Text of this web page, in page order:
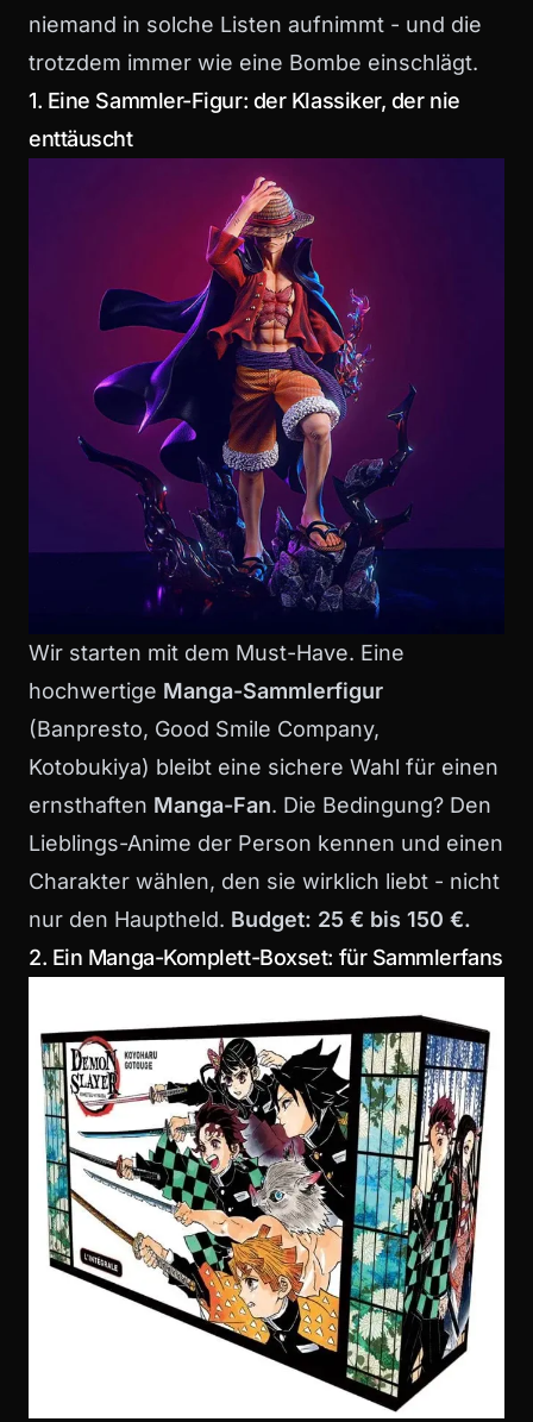
niemand in solche Listen aufnimmt - und die
trotzdem immer wie eine Bombe einschlägt.
1. Eine Sammler-Figur: der Klassiker, der nie
enttäuscht
Wir starten mit dem Must-Have. Eine
hochwertige Manga-Sammlerfigur
(Banpresto, Good Smile Company,
Kotobukiya) bleibt eine sichere Wahl für einen
ernsthaften Manga-Fan. Die Bedingung? Den
Lieblings-Anime der Person kennen und einen
Charakter wählen, den sie wirklich liebt - nicht
nur den Hauptheld. Budget: 25 € bis 150 €.
2. Ein Manga-Komplett-Boxset: für Sammlerfans